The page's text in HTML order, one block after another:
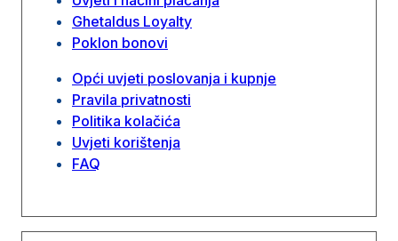
Ghetaldus Loyalty
Poklon bonovi
Opći uvjeti poslovanja i kupnje
Pravila privatnosti
Politika kolačića
Uvjeti korištenja
FAQ